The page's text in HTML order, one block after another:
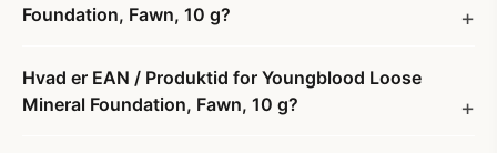
Foundation, Fawn, 10 g?
Hvad er EAN / Produktid for Youngblood Loose
Mineral Foundation, Fawn, 10 g?